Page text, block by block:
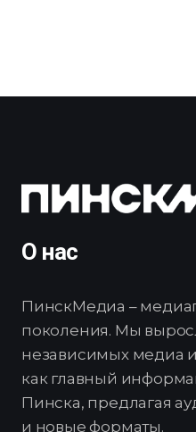
О нас
ПинскМедиа –
поколения. Мы
независимых медиа
как главный
Пинска, предлагая
и новые форматы.